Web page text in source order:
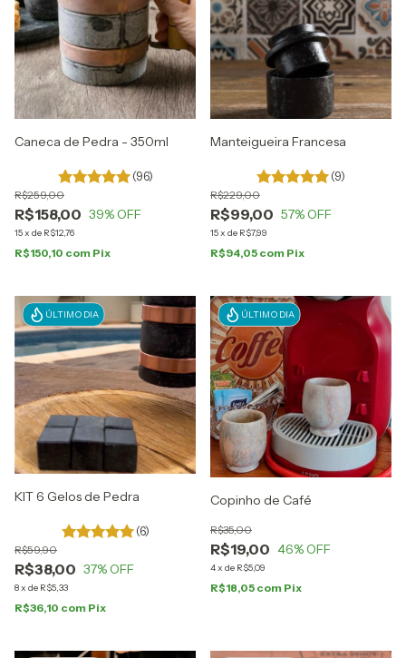
Caneca de Pedra - 350ml
(96)
R$158,00
R$259,00
39% OFF
15x de R$12,76
R$150,10 com Pix
Manteigueira Francesa
(9)
R$99,00
R$229,00
57% OFF
15x de R$7,99
R$94,05 com Pix
ÚLTIMO DIA
KIT 6 Gelos de Pedra
(6)
R$38,00
R$59,90
37% OFF
8x de R$5,33
R$36,10 com Pix
ÚLTIMO DIA
Copinho de Café
R$19,00
R$35,00
46% OFF
4x de R$5,09
R$18,05 com Pix